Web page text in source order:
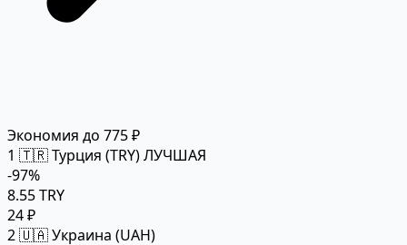
Экономия до 775 ₽
1 🇹🇷 Турция (TRY)ЛУЧШАЯ
-97%
8.55 TRY
24 ₽
2🇺🇦 Украина (UAH)